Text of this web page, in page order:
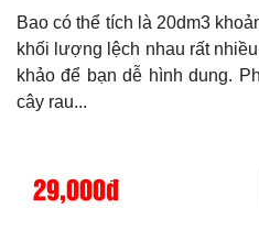
Bao có thể tích là 20dm3
khối lượng lệch nhau rất
khảo để bạn dễ hình dung.
cây rau...
29,000đ